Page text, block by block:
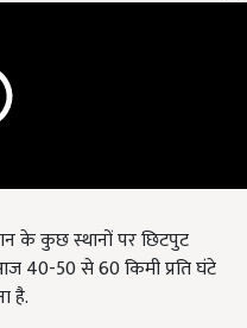
के कुछ स्थानों पर छिटपुट
आज 40-50 से 60 किमी प्रति घंटे
है.